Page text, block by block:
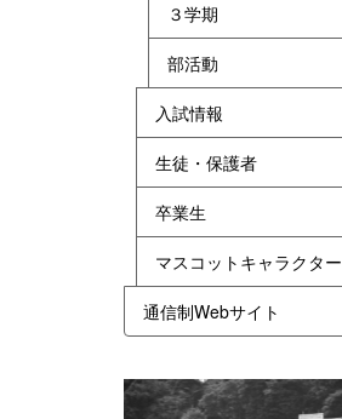
３学期
部活動
入試情報
生徒・保護者
卒業生
マスコットキャラクター
通信制Webサイト
p